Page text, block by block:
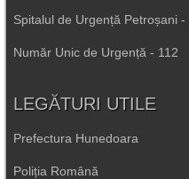
Spitalul de Urgență Petroșani -
Număr Unic de Urgență - 112
LEGĂTURI UTILE
Prefectura Hunedoara
Poliția Română